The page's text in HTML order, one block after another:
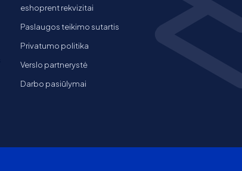
eshoprent rekvizitai
Paslaugos teikimo sutartis
Privatumo politika
Verslo partnerystė
Darbo pasiūlymai